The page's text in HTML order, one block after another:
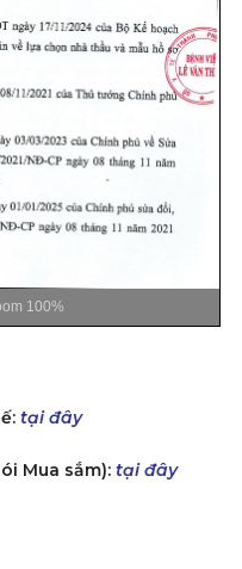
100%
tại đây
Mua sắm): tại đây